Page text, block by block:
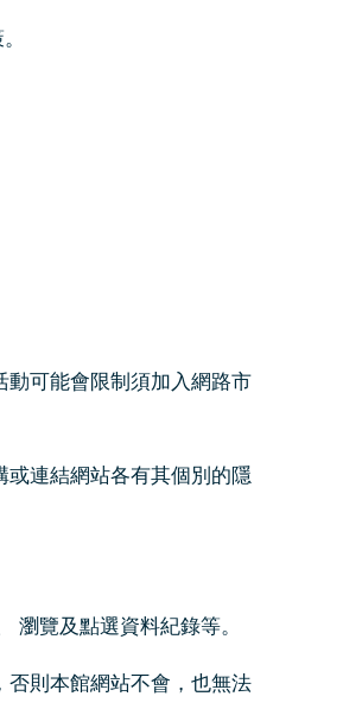
動可能會限制須加入網路市
連結網站各有其個別的隱
瀏覽及點選資料紀錄等。
否則本館網站不會，也無法